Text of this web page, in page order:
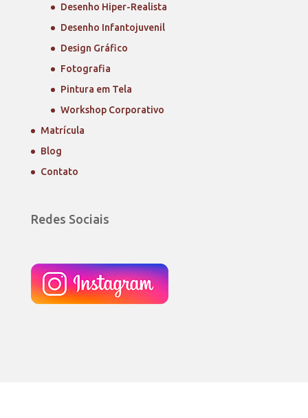
Desenho Hiper-Realista
Desenho Infantojuvenil
Design Gráfico
Fotografia
Pintura em Tela
Workshop Corporativo
Matrícula
Blog
Contato
Redes Sociais